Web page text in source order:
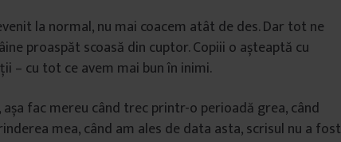
la normal, nu mai coacem atât de des. Dar tot ne
proaspăt scoasă din cuptor. Copiii o așteaptă cu
– cu tot ce avem mai bun în inimi.
fac mereu când trec printr-o perioadă grea, când
mea, când am ales de data asta, scrisul nu a fost